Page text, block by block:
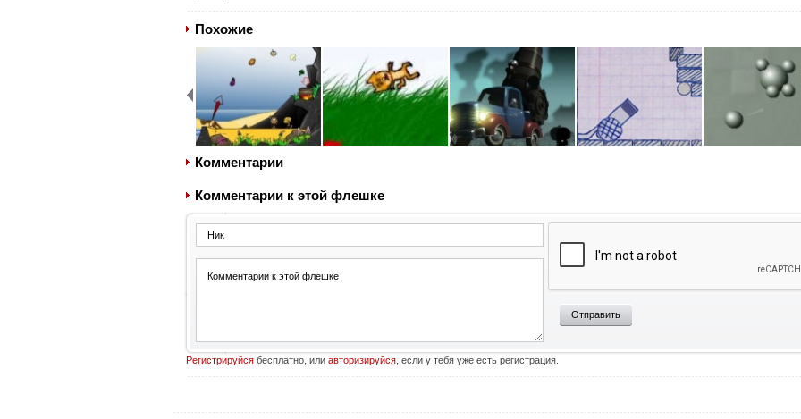
Похожие
Комментарии
Комментарии к этой флешке
Отправить
Регистрируйсябесплатно, или авторизируйся, если у тебя уже есть регистрация.